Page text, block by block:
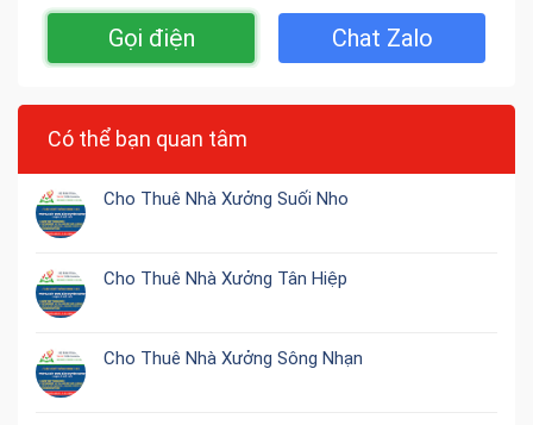
Gọi điện Chat Zalo
Có thể bạn quan tâm
Cho Thuê Nhà Xưởng Suối Nho
Cho Thuê Nhà Xưởng Tân Hiệp
Cho Thuê Nhà Xưởng Sông Nhạn